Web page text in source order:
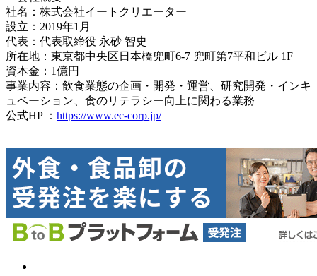
社名：株式会社イートクリエーター
設立：2019年1月
代表：代表取締役 永砂 智史
所在地：東京都中央区日本橋兜町6-7 兜町第7平和ビル 1F
資本金：1億円
事業内容：飲食業態の企画・開発・運営、研究開発・インキ
ュベーション、食のリテラシー向上に関わる業務
公式HP ： https://www.ec-corp.jp/